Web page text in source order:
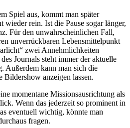
Spiel aus, kommt man später
rein. Ist die Pause sogar länger,
Für den unwahrscheinlichen Fall,
unverrückbaren Lebensmittelpunkt
zwei Annehmlichkeiten
Journals steht immer der aktuelle
Außerdem kann man sich die
Bildershow anzeigen lassen.
momentane Missionsausrichtung als
Wenn das jederzeit so prominent in
eventuell wichtig, könnte man
fragen.